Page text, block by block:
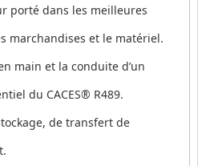
porté dans les meilleures
marchandises et le matériel.
main et la conduite d’un
du CACES® R489.
de transfert de